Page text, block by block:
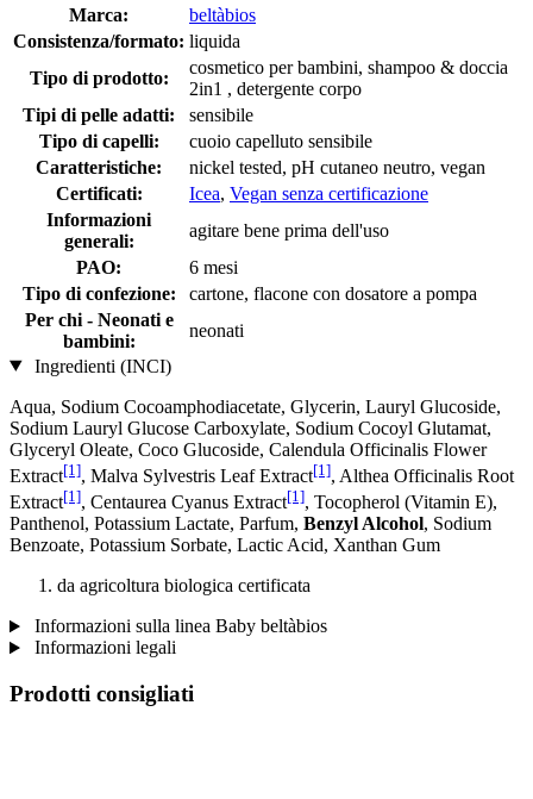
Marca:
beltàbios
Consistenza/formato: liquida
Tipo di prodotto:
cosmetico per bambini, shampoo & doccia
2in1 , detergente corpo
Tipi di pelle adatti:
sensibile
Tipo di capelli:
cuoio capelluto sensibile
Caratteristiche:
nickel tested, pH cutaneo neutro, vegan
Certificati:
Icea, Vegan senza certificazione
Informazioni
generali:
agitare bene prima dell'uso
PAO:
6 mesi
Tipo di confezione:
cartone, flacone con dosatore a pompa
Per chi - Neonati e
bambini:
neonati
Ingredienti (INCI)
Aqua, Sodium Cocoamphodiacetate, Glycerin, Lauryl Glucoside,
Sodium Lauryl Glucose Carboxylate, Sodium Cocoyl Glutamat,
Glyceryl Oleate, Coco Glucoside, Calendula Officinalis Flower
Extract[1], Malva Sylvestris Leaf Extract[1], Althea Officinalis Root
Extract[1], Centaurea Cyanus Extract[1], Tocopherol (Vitamin E),
Panthenol, Potassium Lactate, Parfum, Benzyl Alcohol, Sodium
Benzoate, Potassium Sorbate, Lactic Acid, Xanthan Gum
da agricoltura biologica certificata
Informazioni sulla linea Baby beltàbios
Informazioni legali
Prodotti consigliati